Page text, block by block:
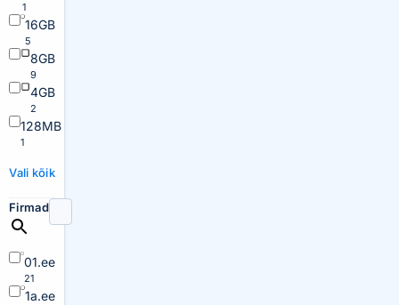
1
16GB
5
8GB
9
4GB
2
128MB
1
Vali kõik
Firmad
01.ee
21
1a.ee